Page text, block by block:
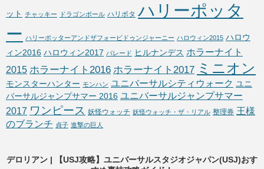
ット チャッキー ドラゴンボール ハリポタ ハリーポッタ
ー ハリーポッターアンドザフォービドゥンジャーニー ハロウィン2015 ハロウ
ィン2016 ハロウィン2017 パレード ヒルナンデス ホラーナイト
2015 ホラーナイト2016 ホラーナイト2017 ミニオン
モンスターハンター モンハン ユニバーサルシティウォーク ユニ
バーサルジャンプサマー 2016 ユニバーサルジャンプサマー
2017 ワンピース 妖怪ウォッチ 妖怪ウォッチ・ザ・リアル 整理券 王様
のブランチ 貞子 進撃の巨人
デロリアン | 【USJ攻略】ユニバーサルスタジオジャパン(USJ)おす